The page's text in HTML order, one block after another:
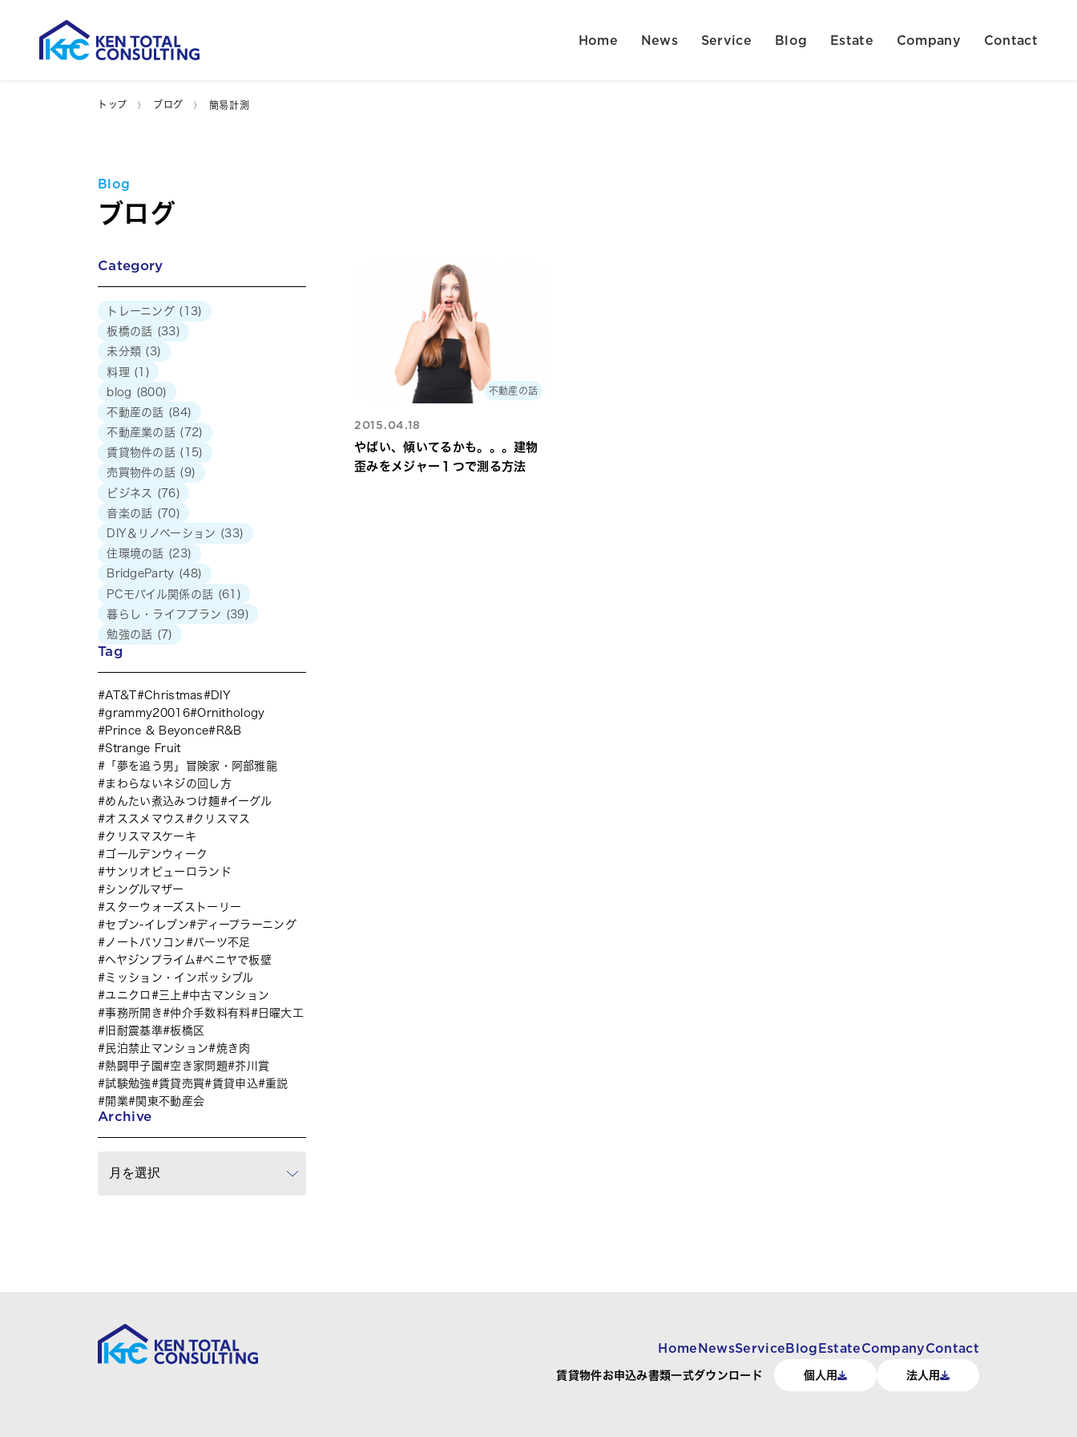
Home News Service Blog Estate Company Contact
トップ ブログ 簡易計測
Blog
ブログ
不動産の話
2015.04.18
やばい、傾いてるかも。。。建物
歪みをメジャー１つで測る方法
Category
トレーニング (13)
板橋の話 (33)
未分類 (3)
料理 (1)
blog (800)
不動産の話 (84)
不動産業の話 (72)
賃貸物件の話 (15)
売買物件の話 (9)
ビジネス
(76)
音楽の話 (70)
DIY＆リノベーション (33)
住環境の話 (23)
BridgeParty (48)
PCモバイル関係の話 (61)
暮らし・ライフプラン (39)
勉強の話 (7)
Tag
AT&T Christmas
DIY
grammy20016
Ornithology
Prince & Beyonce
R&B
Strange Fruit
「夢を追う男」冒険家・阿部雅龍
まわらないネジの回し方
めんたい煮込みつけ麺
イーグル
オススメマウス
クリスマス
クリスマスケーキ
ゴールデンウィーク
サンリオピューロランド
シングルマザー
スターウォーズストーリー
セブン-イレブン
ディープラーニング
ノートパソコン
パーツ不足
ヘヤジンプライム
ベニヤで板壁
ミッション・インポッシブル
ユニクロ
三上
中古マンション
事務所開き
仲介手数料有料
日曜大工
旧耐震基準
板橋区
民泊禁止マンション
焼き肉
熱闘甲子園
空き家問題
芥川賞
試験勉強
賃貸売買 賃貸申込
重説
開業
関東不動産会
Archive
HomeNewsServiceBlogEstateCompanyContact
賃貸物件お申込み書類一式ダウンロード 個人用 法人用